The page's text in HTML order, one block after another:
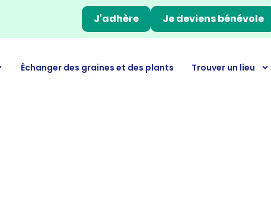
J'adhère Je deviens bénévole
Échanger des graines et des plants Trouver un lieu